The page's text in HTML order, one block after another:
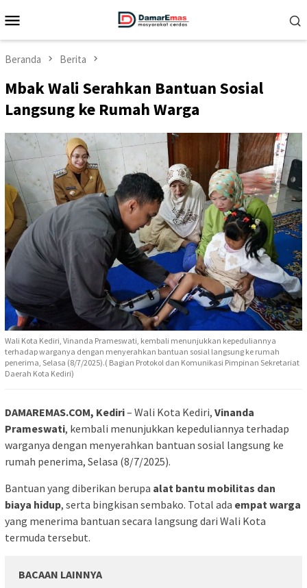
ke
Mobile
Beranda Berita
Mbak Wali Serahkan Bantuan Sosial
Langsung ke Rumah Warga
Wali Kota Kediri, Vinanda Prameswati, kembali menunjukkan kepeduliannya
terhadap warganya dengan menyerahkan bantuan sosial langsung ke rumah
penerima, Selasa (8/7/2025).( Bagian Protokol dan Komunikasi Pimpinan Sekretariat
Daerah Kota Kediri)
DAMAREMAS.COM, Kediri– Wali Kota Kediri, Vinanda
Prameswati, kembali menunjukkan kepeduliannya terhadap
warganya dengan menyerahkan bantuan sosial langsung ke
rumah penerima, Selasa (8/7/2025).
Bantuan yang diberikan berupa alat bantu mobilitas dan
biaya hidup, serta bingkisan sembako. Total ada empat warga
yang menerima bantuan secara langsung dari Wali Kota
termuda tersebut.
BACAAN LAINNYA